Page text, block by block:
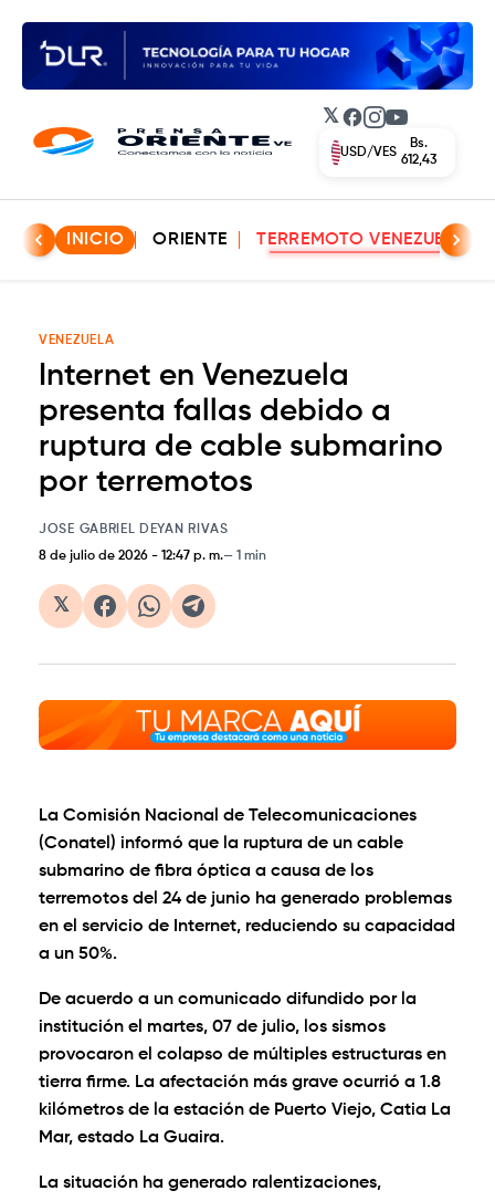
𝕏 Facebook
Instagram
YouTube
EUR/VES
Bs.
702,42
INICIO ORIENTE TERREMOTO VENEZUELA
VENEZUELA
Internet en Venezuela
presenta fallas debido a
ruptura de cable submarino
por terremotos
JOSE GABRIEL DEYAN RIVAS
8 de julio de 2026 - 12:47 p. m. 1 min
𝕏
La Comisión Nacional de Telecomunicaciones
(Conatel) informó que la ruptura de un cable
submarino de fibra óptica a causa de los
terremotos del 24 de junio ha generado problemas
en el servicio de Internet, reduciendo su capacidad
a un 50%.
De acuerdo a un comunicado difundido por la
institución el martes, 07 de julio, los sismos
provocaron el colapso de múltiples estructuras en
tierra firme. La afectación más grave ocurrió a 1.8
kilómetros de la estación de Puerto Viejo, Catia La
Mar, estado La Guaira.
La situación ha generado ralentizaciones,